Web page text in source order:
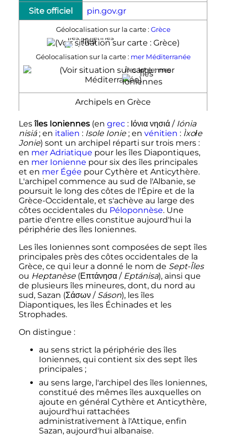
Site officiel pin.gov.gr
Géolocalisation sur la carte : Grèce
Îles Ioniennes
Géolocalisation sur la carte : mer Méditerranée
Îles Ioniennes
Archipels en Grèce
Lesîles Ioniennes(en grec : Ιόνια νησιά / Iónia
nisiá ; en italien : Isole Ionie ; en vénitien : Ìxołe
Jonie) sont un archipel réparti sur trois mers :
en mer Adriatique pour les îles Diapontiques,
en mer Ionienne pour six des îles principales
et en mer Égée pour Cythère et Anticythère.
L'archipel commence au sud de l'Albanie, se
poursuit le long des côtes de l'Épire et de la
Grèce-Occidentale, et s'achève au large des
côtes occidentales du Péloponnèse. Une
partie d'entre elles constitue aujourd'hui la
périphérie des îles Ioniennes.
Les îles Ioniennes sont composées de sept îles
principales près des côtes occidentales de la
Grèce, ce qui leur a donné le nom de Sept-Îles
ou Heptanèse(Επτάνησα / Eptánisa), ainsi que
de plusieurs îles mineures, dont, du nord au
sud, Sazan (Σάσων / Sáson), les îles
Diapontiques, les îles Échinades et les
Strophades.
On distingue :
au sens strict la périphérie des îles
Ioniennes, qui contient six des sept îles
principales ;
au sens large, l'archipel des îles Ioniennes,
constitué des mêmes îles auxquelles on
ajoute en général Cythère et Anticythère,
aujourd'hui rattachées
administrativement à l'Attique, enfin
Sazan, aujourd'hui albanaise.